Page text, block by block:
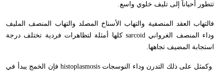
تتطور أحياناً إلى تليف خلوي واسع.
فالتهاب العقد المنصفية والتهاب الأسناخ المصلد والتهاب المنصف المليف
وداء المنصف الغرواني sarcoid كلها أمثلة لتظاهرات فردية تختلف درجة
استجابة المضيف تجاهها.
وكمثل على ذلك التدرن وداء النوسجاتhistoplasmosis فإن الخمج يبدأ في